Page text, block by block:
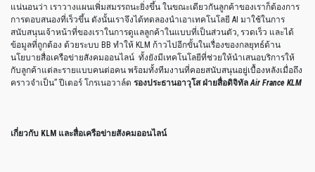
แน่นอนว่า เราวางแผนเพิ่มสมรรถนะยิ่งขึ้น ในขณะเดียวกันลูกค้าของเราก็ต้องการ
การตอบสนองที่เร็วขึ้น ดังนั้นเราจึงได้ทดลองนำเอาเทคโนโลยี AI มาใช้ในการ
สนับสนุนเจ้าหน้าที่ของเราในการดูแลลูกค้าในแบบที่เป็นส่วนตัว, รวดเร็ว และได้
ข้อมูลที่ถูกต้อง ด้วยระบบ BB ทำให้ KLM ก้าวไปอีกขั้นในเรื่องของกลยุทธ์ด้าน
นโยบายสื่อเครือข่ายสังคมออนไลน์ ทั้งยังมีเทคโนโลยีที่ช่วยให้นำเสนอบริการให้
กับลูกค้าแต่ละรายแบบคนต่อคน พร้อมทั้งทีมงานที่คอยสนับสนุนอยู่เบื้องหลังเมื่อถึง
คราวจำเป็น” ปีเตอร์ โกรเนอวาล์ด รองประธานอาวุโส ฝ่ายสื่อดิจิทัล Air France KLM
เกี่ยวกับ KLM และสื่อเครือข่ายสังคมออนไลน์